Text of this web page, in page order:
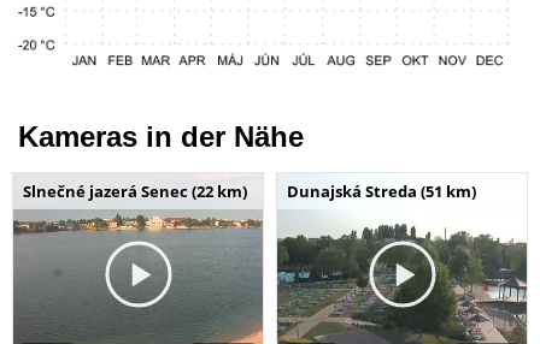
Kameras in der Nähe
Slnečné jazerá Senec (22 km) Dunajská Streda (51 km)